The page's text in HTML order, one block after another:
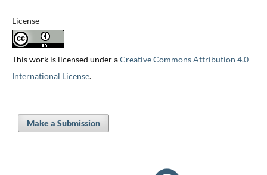
License
This work is licensed under aCreative Commons Attribution 4.0
International License.
Make a Submission